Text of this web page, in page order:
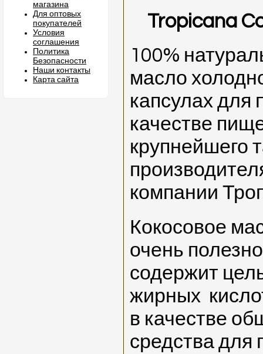
магазина
Для оптовых
покупателей
Условия
соглашения
Политика
Безопасности
Наши контакты
Карта сайта
Tropicana
100%
масло
капсулах для
качестве
крупнейшего
компании
Кокосовое
очень
содержит
жирных
в качестве
средства